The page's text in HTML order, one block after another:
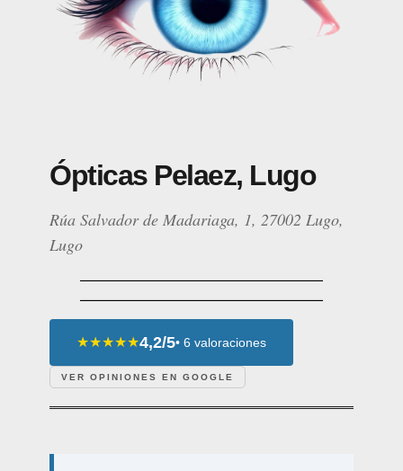
Ópticas Pelaez, Lugo
Rúa Salvador de Madariaga, 1, 27002 Lugo,
Lugo
★★★★★4,2/5• 6 valoraciones
VER OPINIONES EN GOOGLE